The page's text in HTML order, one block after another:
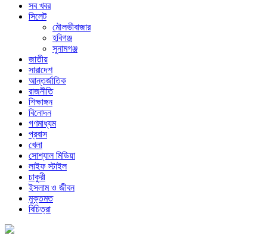
সব খবর
সিলেট
মৌলভীবাজার
হবিগঞ্জ
সুনামগঞ্জ
জাতীয়
সারাদেশ
আন্তর্জাতিক
রাজনীতি
শিক্ষাঙ্গন
বিনোদন
গণমাধ্যম
প্রবাস
খেলা
সোশ্যাল মিডিয়া
লাইফ স্টাইল
চাকুরী
ইসলাম ও জীবন
মুক্তমত
বিচিত্রা